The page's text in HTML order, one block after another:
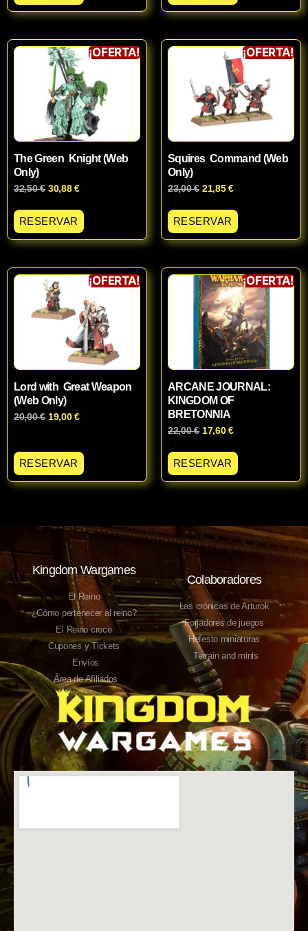
¡OFERTA!
The Green Knight (Web
Only)
32,50€ 30,88€
RESERVAR
¡OFERTA!
Squires Command (Web
Only)
23,00€ 21,85€
RESERVAR
¡OFERTA!
Lord with Great Weapon
(Web Only)
20,00€ 19,00€
RESERVAR
¡OFERTA!
ARCANE JOURNAL:
KINGDOM OF
BRETONNIA
22,00€ 17,60€
RESERVAR
Kingdom Wargames
El Reino
¿Cómo pertenecer al reino?
El Reino crece
Cupones y Tickets
Envíos
Área de Afiliados
Colaboradores
Las crónicas de Arturok
Forjadores de juegos
Hefesto miniaturas
Terrain and minis